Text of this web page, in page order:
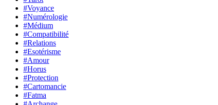
#Voyance
#Numérologie
#Médium
#Compatibilité
#Relations
#Esotérisme
#Amour
#Horus
#Protection
#Cartomancie
#Fatma